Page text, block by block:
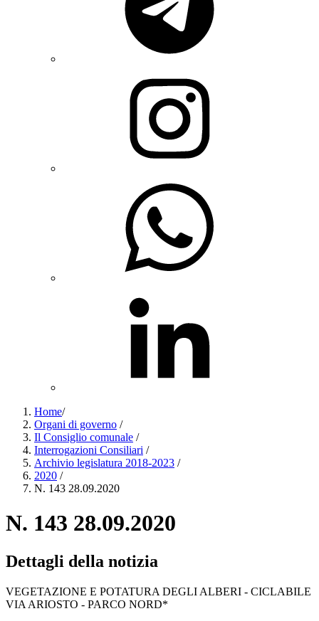
Home/
Organi di governo /
Il Consiglio comunale /
Interrogazioni Consiliari /
Archivio legislatura 2018-2023 /
2020 /
N. 143 28.09.2020
N. 143 28.09.2020
Dettagli della notizia
VEGETAZIONE E POTATURA DEGLI ALBERI - CICLABILE
VIA ARIOSTO - PARCO NORD*